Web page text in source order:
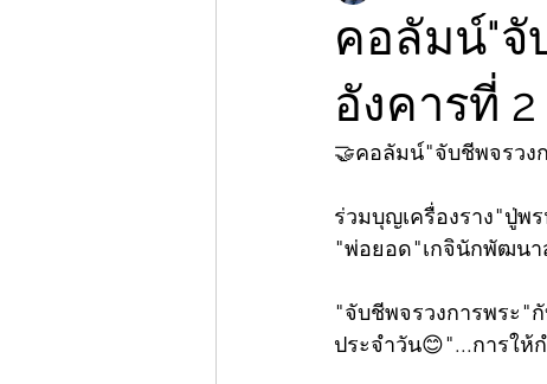
คอลัมน์"จั
อังคารที่
🤝คอลัมน์"จับชีพจรวง
ร่วมบุญเครื่องราง"ปู่พ
"พ่อยอด"เกจินักพัฒนา
"จับชีพจรวงการพระ"
ประจำวัน😊"...การให้